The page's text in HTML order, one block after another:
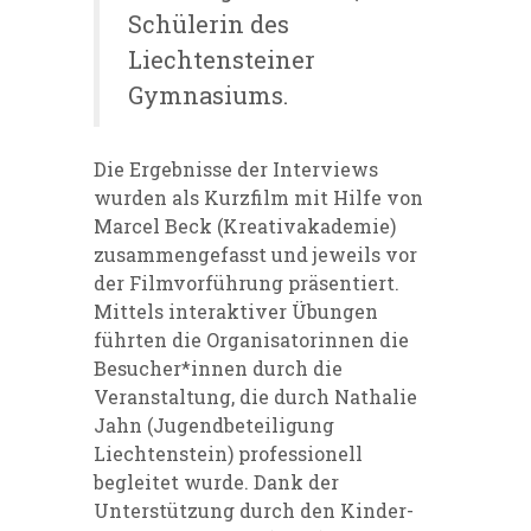
Schülerin des
Liechtensteiner
Gymnasiums.
Die Ergebnisse der Interviews
wurden als Kurzfilm mit Hilfe von
Marcel Beck (Kreativakademie)
zusammengefasst und jeweils vor
der Filmvorführung präsentiert.
Mittels interaktiver Übungen
führten die Organisatorinnen die
Besucher*innen durch die
Veranstaltung, die durch Nathalie
Jahn (Jugendbeteiligung
Liechtenstein) professionell
begleitet wurde. Dank der
Unterstützung durch den Kinder-